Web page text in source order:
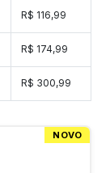
R$ 116,99
R$ 174,99
R$ 300,99
NOVO